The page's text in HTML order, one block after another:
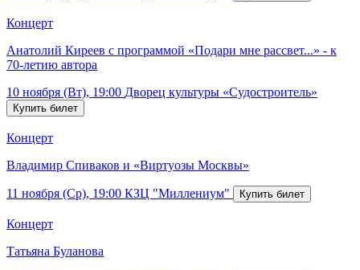
Концерт
Анатолий Киреев с программой «Подари мне рассвет...» - к
70-летию автора
10 ноября (Вт), 19:00 Дворец культуры «Судостроитель»
Концерт
Владимир Спиваков и «Виртуозы Москвы»
11 ноября (Ср), 19:00 КЗЦ "Миллениум"
Концерт
Татьяна Буланова